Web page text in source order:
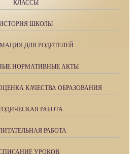
КЛАССЫ
ШКОЛЫ
ДЛЯ РОДИТЕЛЕЙ
НОРМАТИВНЫЕ АКТЫ
КАЧЕСТВА ОБРАЗОВАНИЯ
РАБОТА
РАБОТА
УРОКОВ